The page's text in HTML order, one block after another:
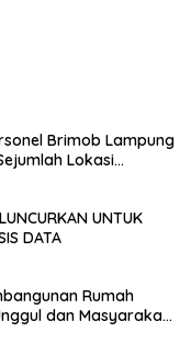
Brimob Lampung
Lokasi
UNTUK
DATA
Rumah
dan Masyarakat